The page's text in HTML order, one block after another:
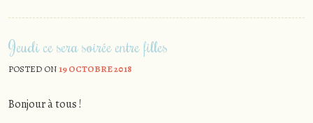
Jeudi ce sera soirée entre filles
POSTED ON19 OCTOBRE 2018
Bonjour à tous !